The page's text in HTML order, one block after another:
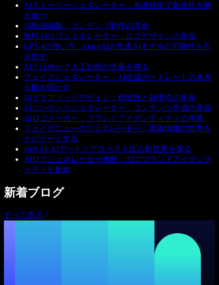
AIストーリージェネレーター：先進技術で創造性を解
き放つ
AI動画編集：コンテンツ制作の革命
無料AIロゴジェネレーター：ロゴデザインの革命
GPT-4の使い方：OpenAIの先進AIモデルの可能性を引
き出す
AIとは何か？人工知能の世界を探る
フェイスジェネレーター：AI生成ポートレートの未来
を解き明かす
AIグラフィックデザイン：創造性と効率性の革命
AIコンテンツジェネレーター：コンテンツ作成の革命
AIロゴメーカー：ブランドアイデンティティの考察
フェイクニュースジェネレーター：虚偽情報の世界を
ナビゲートする
16:9 AI: AIアートとアスペクト比の新世界を探る
AIロゴジェネレーター無料：AIでブランドアイデンテ
ィティを創造
新着ブログ
すべて表示